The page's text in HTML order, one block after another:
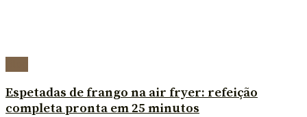
Espetadas de frango na air fryer: refeição
completa pronta em 25 minutos